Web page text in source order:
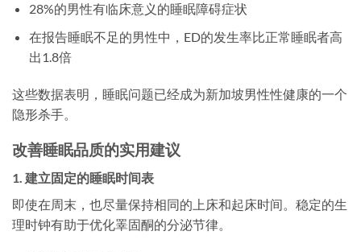
28%的男性有临床意义的睡眠障碍症状
在报告睡眠不足的男性中，ED的发生率比正常睡眠者高
出1.8倍
这些数据表明，睡眠问题已经成为新加坡男性性健康的一个
隐形杀手。
改善睡眠品质的实用建议
1. 建立固定的睡眠时间表
即使在周末，也尽量保持相同的上床和起床时间。稳定的生
理时钟有助于优化睪固酮的分泌节律。